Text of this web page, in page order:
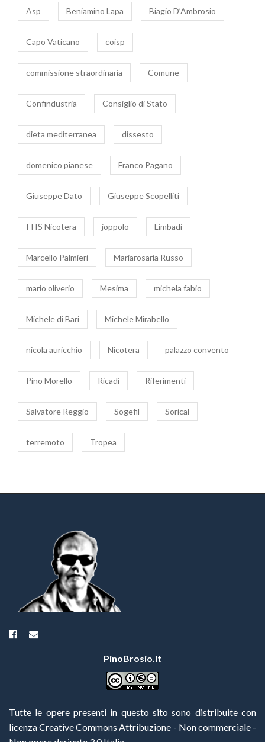
Asp Beniamino Lapa Biagio D’Ambrosio
Capo Vaticano coisp
commissione straordinaria Comune
Confindustria Consiglio di Stato
dieta mediterranea dissesto
domenico pianese Franco Pagano
Giuseppe Dato Giuseppe Scopelliti
ITIS Nicotera joppolo Limbadi
Marcello Palmieri Mariarosaria Russo
mario oliverio Mesima michela fabio
Michele di Bari Michele Mirabello
nicola auricchio Nicotera palazzo convento
Pino Morello Ricadi Riferimenti
Salvatore Reggio Sogefil Sorical
terremoto Tropea
PinoBrosio.it
Tutte le opere presenti in questo sito sono distribuite con
licenza Creative Commons Attribuzione - Non commerciale -